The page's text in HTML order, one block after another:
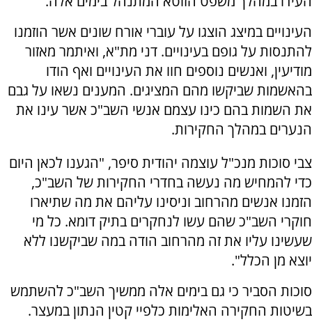
העינויים במיצג הוצגו על עוברי אורח שונים אשר הוזמנו
להתנסות על גופם בעינויים. דני מת"א, ואיתמר מאזור
מודיעין, ואנשים נוספים חוו את העינויים ואף הודו
בהאשמות שביקשו מהם המציגים. המענים נשאו על גבם
את השמות בהם כינו עצמם אנשי השב"כ אשר עינו את
הנערים במהלך החקירות.
צבי סוכות מנכ"ל עוצמה יהודית סיפר, "הגענו לכאן היום
כדי להמחיש מה נעשה בחדרי החקירות של השב"כ,
הזמנו אנשים מהרחוב וניסינו עליהם את מה שתיארו
חוקרי השב"כ שהם עשו לנחקרים בתיק דומא. כל מי
שעשינו עליו את זה מהרחוב הודה במה שביקשנו ללא
יוצא מן הכלל".
סוכות הסביר כי גם בימים אלה ממשיך השב"כ להשתמש
בשיטות החקירה האלימות כלפיי קטין הנתון במעצר.